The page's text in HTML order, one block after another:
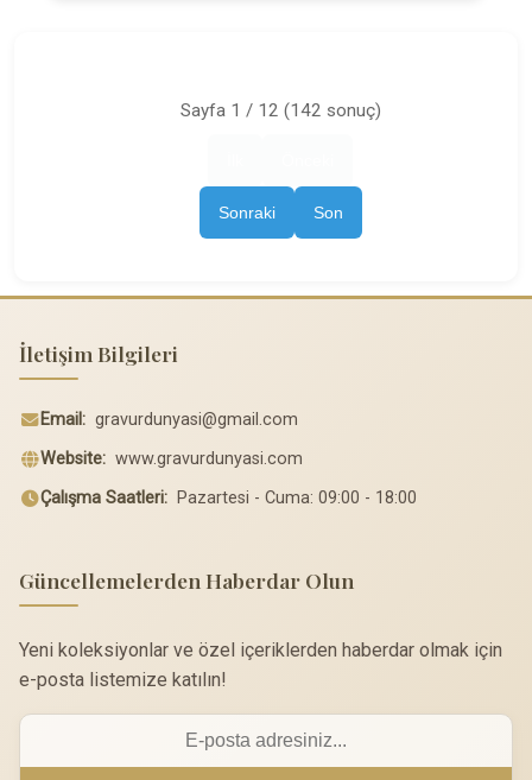
Sayfa 1 / 12 (142 sonuç)
Sonraki Son
İletişim Bilgileri
Email: gravurdunyasi@gmail.com
Website: www.gravurdunyasi.com
Çalışma Saatleri: Pazartesi - Cuma: 09:00 - 18:00
Güncellemelerden Haberdar Olun
Yeni koleksiyonlar ve özel içeriklerden haberdar olmak için
e-posta listemize katılın!